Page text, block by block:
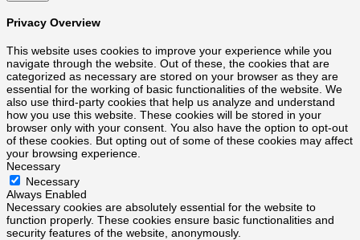
Privacy Overview
This website uses cookies to improve your experience while you
navigate through the website. Out of these, the cookies that are
categorized as necessary are stored on your browser as they are
essential for the working of basic functionalities of the website. We
also use third-party cookies that help us analyze and understand
how you use this website. These cookies will be stored in your
browser only with your consent. You also have the option to opt-out
of these cookies. But opting out of some of these cookies may affect
your browsing experience.
Necessary
Necessary
Always Enabled
Necessary cookies are absolutely essential for the website to
function properly. These cookies ensure basic functionalities and
security features of the website, anonymously.